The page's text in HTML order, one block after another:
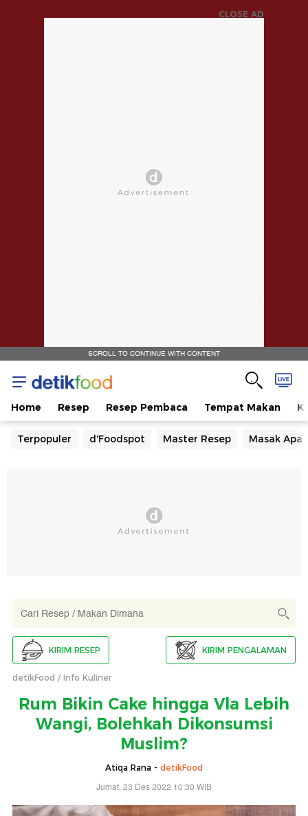
CLOSE AD
SCROLL TO CONTINUE WITH CONTENT
Home Resep Resep Pembaca Tempat Makan
Terpopuler d'Foodspot Master Resep Masak Apa
KIRIM RESEP KIRIM PENGALAMAN
detikFood Info Kuliner
Rum Bikin Cake hingga Vla Lebih
Wangi, Bolehkah Dikonsumsi
Muslim?
Atiqa Rana - detikFood
Jumat, 23 Des 2022 10:30 WIB